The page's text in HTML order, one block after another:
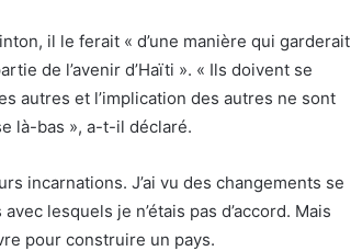
il le ferait « d’une manière qui garderait
de l’avenir d’Haïti ». « Ils doivent se
autres et l’implication des autres ne sont
là-bas », a-t-il déclaré.
incarnations. J’ai vu des changements se
lesquels je n’étais pas d’accord. Mais
pour construire un pays.